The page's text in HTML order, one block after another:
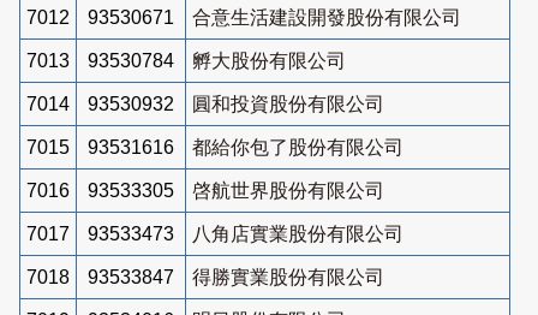
7012 93530671 合意生活建設開發股份有限公司
7013 93530784 孵大股份有限公司
7014 93530932 圓和投資股份有限公司
7015 93531616 都給你包了股份有限公司
7016 93533305 啓航世界股份有限公司
7017 93533473 八角店實業股份有限公司
7018 93533847 得勝實業股份有限公司